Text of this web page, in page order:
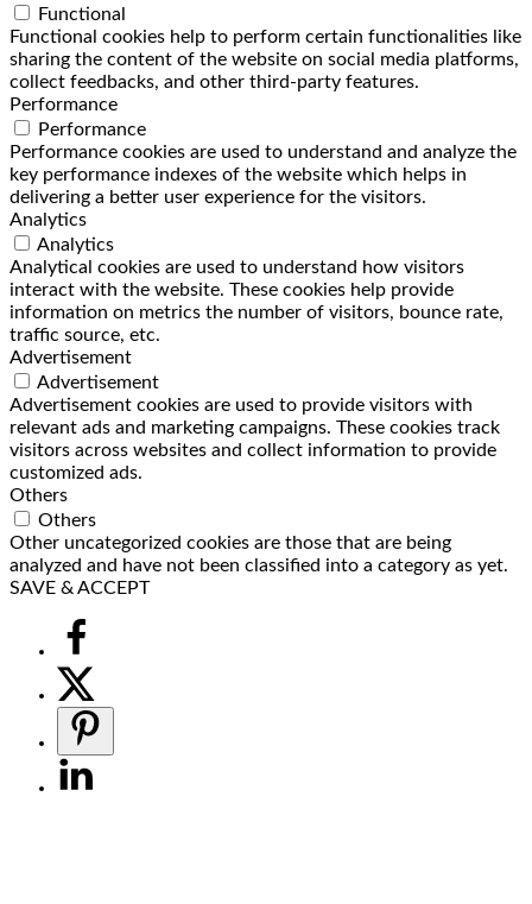
Functional
Functional cookies help to perform certain functionalities like
sharing the content of the website on social media platforms,
collect feedbacks, and other third-party features.
Performance
Performance
Performance cookies are used to understand and analyze the
key performance indexes of the website which helps in
delivering a better user experience for the visitors.
Analytics
Analytics
Analytical cookies are used to understand how visitors
interact with the website. These cookies help provide
information on metrics the number of visitors, bounce rate,
traffic source, etc.
Advertisement
Advertisement
Advertisement cookies are used to provide visitors with
relevant ads and marketing campaigns. These cookies track
visitors across websites and collect information to provide
customized ads.
Others
Others
Other uncategorized cookies are those that are being
analyzed and have not been classified into a category as yet.
SAVE & ACCEPT